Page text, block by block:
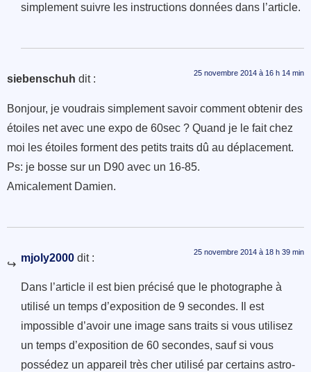
simplement suivre les instructions données dans l’article.
siebenschuh dit : 25 novembre 2014 à 16 h 14 min
Bonjour, je voudrais simplement savoir comment obtenir des
étoiles net avec une expo de 60sec ? Quand je le fait chez
moi les étoiles forment des petits traits dû au déplacement.
Ps: je bosse sur un D90 avec un 16-85.
Amicalement Damien.
mjoly2000 dit : 25 novembre 2014 à 18 h 39 min
Dans l’article il est bien précisé que le photographe à
utilisé un temps d’exposition de 9 secondes. Il est
impossible d’avoir une image sans traits si vous utilisez
un temps d’exposition de 60 secondes, sauf si vous
possédez un appareil très cher utilisé par certains astro-